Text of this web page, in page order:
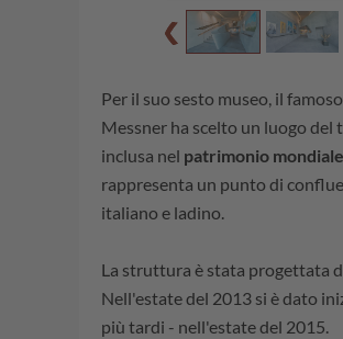
Per il suo sesto museo, il
Messner ha scelto un luogo del
inclusa nel patrimonio
rappresenta un punto di
italiano e ladino.
La struttura è stata progettata
Nell'estate del 2013 si è dato
più tardi - nell'estate del 2015.